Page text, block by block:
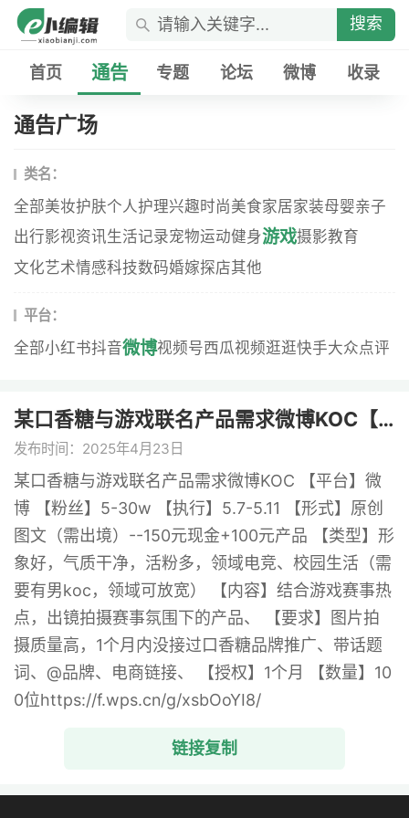
搜索
首页 通告 专题 论坛 微博 收录
通告广场
类名：
全部美妆护肤个人护理兴趣时尚美食家居家装母婴亲子
出行影视资讯生活记录宠物运动健身游戏摄影教育
文化艺术情感科技数码婚嫁探店其他
平台：
全部小红书抖音微博视频号西瓜视频逛逛快手大众点评
某口香糖与游戏联名产品需求微博KOC【 ...
发布时间：2025年4月23日
某口香糖与游戏联名产品需求微博KOC 【平台】微
博 【粉丝】5-30w 【执行】5.7-5.11 【形式】原创
图文（需出境）--150元现金+100元产品 【类型】形
象好，气质干净，活粉多，领域电竞、校园生活（需
要有男koc，领域可放宽） 【内容】结合游戏赛事热
点，出镜拍摄赛事氛围下的产品、 【要求】图片拍
摄质量高，1个月内没接过口香糖品牌推广、带话题
词、@品牌、电商链接、 【授权】1个月 【数量】10
0位https://f.wps.cn/g/xsbOoYI8/
链接复制